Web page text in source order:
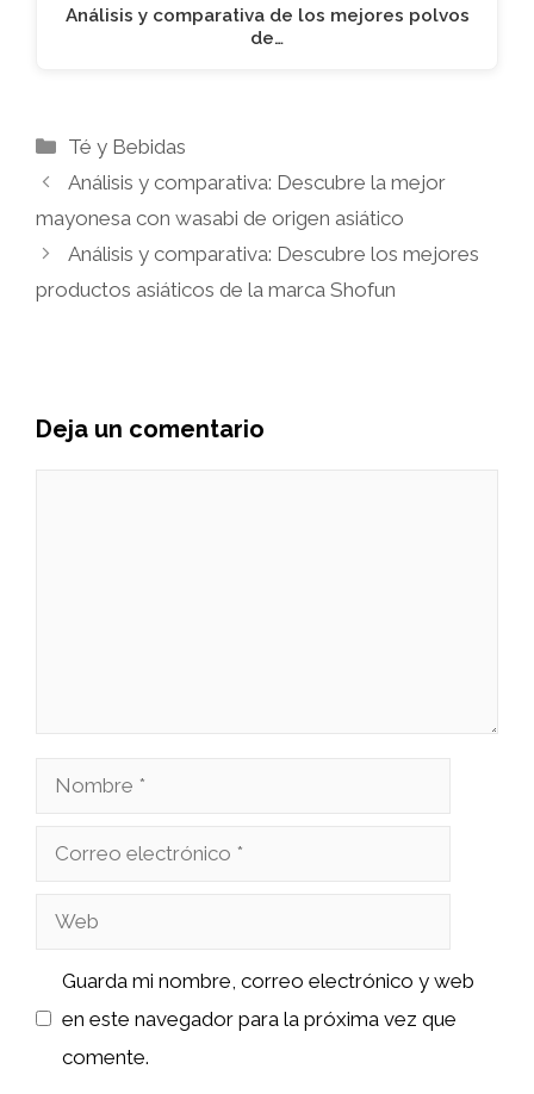
Análisis y comparativa de los mejores polvos
de…
Categorías
Té y Bebidas
Análisis y comparativa: Descubre la mejor
mayonesa con wasabi de origen asiático
Análisis y comparativa: Descubre los mejores
productos asiáticos de la marca Shofun
Deja un comentario
Nombre
Correo
Web
Guarda mi nombre, correo electrónico y web
en este navegador para la próxima vez que
comente.